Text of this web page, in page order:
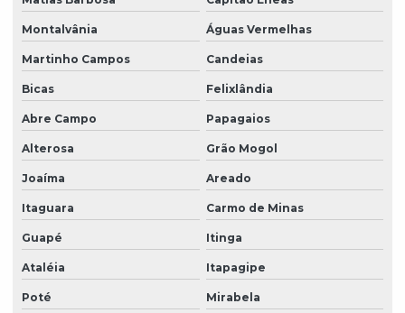
Montalvânia Águas Vermelhas
Martinho Campos Candeias
Bicas Felixlândia
Abre Campo Papagaios
Alterosa Grão Mogol
Joaíma Areado
Itaguara Carmo de Minas
Guapé Itinga
Ataléia Itapagipe
Poté Mirabela